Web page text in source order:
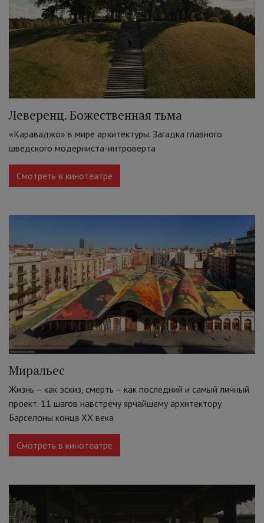
Леверенц. Божественная тьма
«Караваджо» в мире архитектуры. Загадка главного
шведского модерниста-интроверта
Смотреть в кинотеатре
Миральес
Жизнь – как эскиз, смерть – как последний и самый личный
проект. 11 шагов навстречу ярчайшему архитектору
Барселоны конца XX века
Смотреть в кинотеатре